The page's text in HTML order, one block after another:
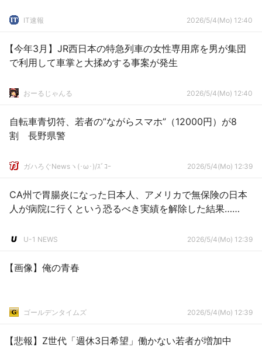
IT速報 2026/5/4(Mo) 12:40
【今年3月】JR西日本の特急列車の女性専用席を男が集団
で利用して車掌と大揉めする事案が発生
おーるじゃんる 2026/5/4(Mo) 12:40
自転車青切符、若者の”ながらスマホ”（12000円）が8
割 長野県警
ガハろぐNewsヽ(･ω･)/ｽﾞｺｰ 2026/5/4(Mo) 12:39
CA州で胃腸炎になった日本人、アメリカで無保険の日本
人が病院に行くという恐るべき実績を解除した結果……
U-1 NEWS 2026/5/4(Mo) 12:39
【画像】俺の青春
ゴールデンタイムズ 2026/5/4(Mo) 12:39
【悲報】Z世代「週休3日希望」働かない若者が増加中